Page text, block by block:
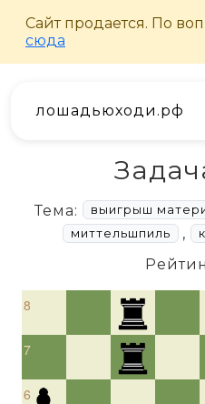
лошадьюходи.рф
Тема: выигрыш
миттельшпиль ,
8
7
6